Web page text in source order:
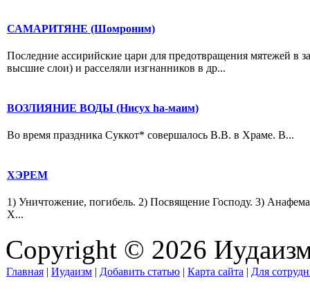
САМАРИТЯНЕ (Шомроним)
Последние ассирийские цари для предотвращения мятежей в
высшие слои) и расселяли изгнанников в др...
ВОЗЛИЯНИЕ ВОДЫ (Нисух hа-маим)
Во время праздника Суккот* совершалось В.В. в Храме. В...
ХЭРЕМ
1) Уничтожение, погибель. 2) Посвящение Господу. 3)
X...
Copyright © 2026
Главная | Иудаизм | Добавить статью | Карта сайта | Для